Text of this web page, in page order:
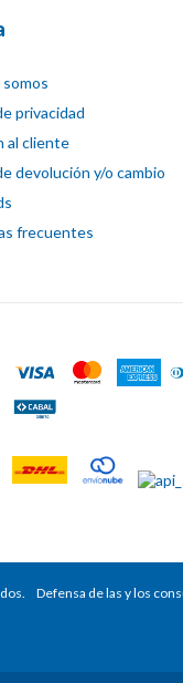
privacidad
al cliente
devolución y/o cambio
frecuentes
Defensa de las y los